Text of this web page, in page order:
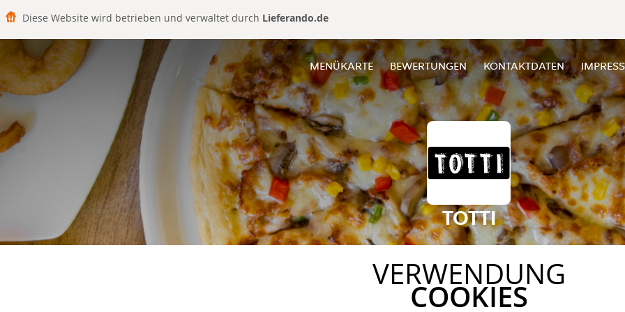
Diese Website wird betrieben und verwaltet durch Lieferando.de
MENÜKARTE BEWERTUNGEN KONTAKTDATEN
TOTTI
VERWENDUNG
COOKIES